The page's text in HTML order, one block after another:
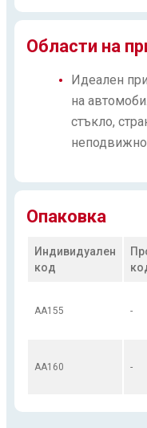
Области на
Идеален
на
стъкло,
неподвижно
Опаковка
Индивидуален
код
AA155 -
AA160 -